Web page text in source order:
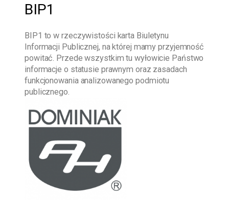
BIP1
BIP1 to w rzeczywistości karta Biuletynu
Informacji Publicznej, na której mamy przyjemność
powitać. Przede wszystkim tu wyłowicie Państwo
informacje o statusie prawnym oraz zasadach
funkcjonowania analizowanego podmiotu
publicznego.